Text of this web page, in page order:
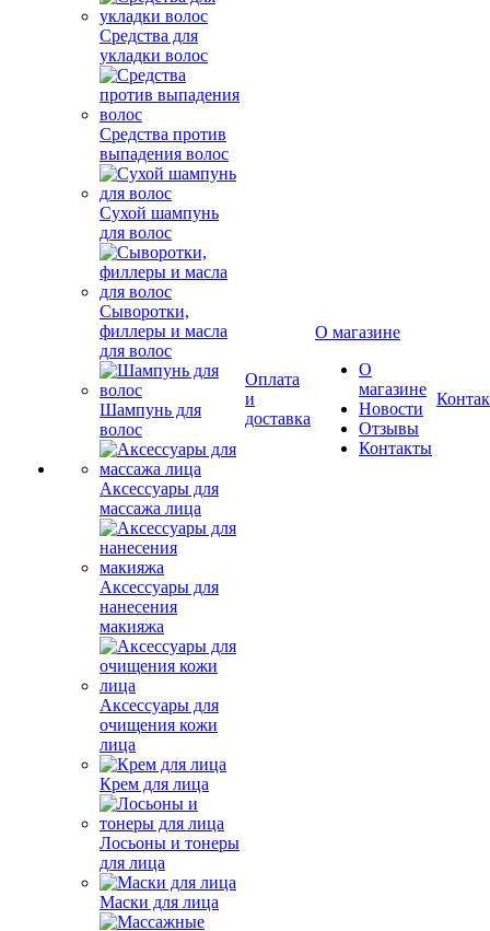
Средства для
укладки волос
Средства против
выпадения волос
Сухой шампунь
для волос
Сыворотки,
филлеры и масла
для волос
Шампунь для
волос
Аксессуары для
массажа лица
Аксессуары для
нанесения
макияжа
Аксессуары для
очищения кожи
лица
Крем для лица
Лосьоны и тонеры
для лица
Маски для лица
Оплата
и
доставка
О магазине
О
магазине
Новости
Отзывы
Контакты